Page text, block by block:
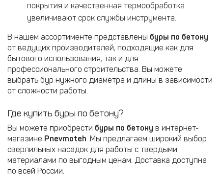
покрытия и качественная термообработка
увеличивают срок службы инструмента.
В нашем ассортименте представлены буры по бетону
от ведущих производителей, подходящие как для
бытового использования, так и для
профессионального строительства. Вы можете
выбрать бур нужного диаметра и длины в зависимости
от сложности работы.
Где купить буры по бетону?
Вы можете приобрести буры по бетону в интернет-
магазине Pnevmoteh . Мы предлагаем широкий выбор
сверлильных насадок для работы с твердыми
материалами по выгодным ценам. Доставка доступна
по всей России.